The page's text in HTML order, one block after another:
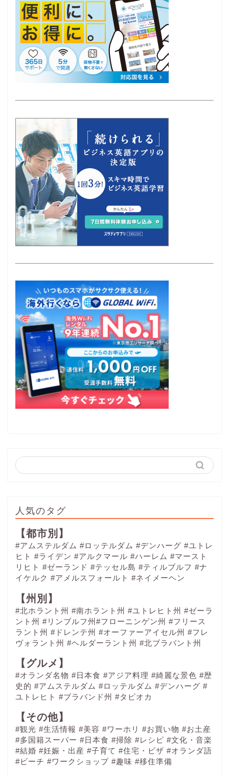
人気のタグ
【都市別】
#アムステルダム #ロッテルダム #デンハーグ #ユトレ
ヒト #ライデン #アルクマール #ハーレム #マースト
リヒト #ゼーランド #テッセル島 #ティルブルフ #ナ
イケルク #アメルスフォールト #ネイメーヘン
【州別】
#北ホラント州 #南ホラント州 #ユトレヒト州 #ゼーラ
ント州 #リンブルフ州#フローニンゲン州 #フリース
ラント州 #ドレンテ州 #オーファーアイセル州 #フレ
ヴォラント州 #ヘルダーラント州 #北ブラバント州
【グルメ】
#オランダ名物 #日本食 #アジア料理 #綺麗な景色 #歴
史的 #アムステルダム #ロッテルダム #デンハーグ #
ユトレヒト #ブラバンド州 #タピオカ
【その他】
#観光 #生活情報 #美容 #ワーホリ #お買い物 #お土産
#多国籍スーパー #日本食 #掃除 #レシピ #文化・音楽
#結婚 #妊娠・出産 #子育て #住宅・ビザ #オランダ語
#ビーチ #ワークショップ #趣味 #移住準備